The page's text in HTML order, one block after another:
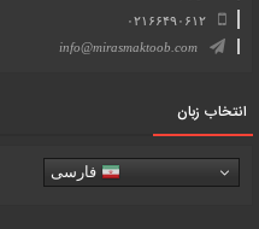
۰۲۱۶۶۴۹۰۶۱۲
info@mirasmaktoob.com
انتخاب زبان
فارسی